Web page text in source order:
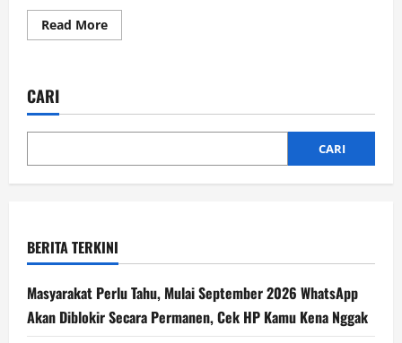
Read More
CARI
CARI
BERITA TERKINI
Masyarakat Perlu Tahu, Mulai September 2026 WhatsApp
Akan Diblokir Secara Permanen, Cek HP Kamu Kena Nggak